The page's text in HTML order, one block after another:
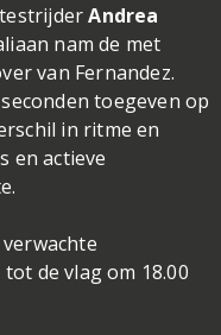
testrijderAndrea
nam de met
van Fernandez.
toegeven op
in ritme en
en actieve
de vlag om 18.00